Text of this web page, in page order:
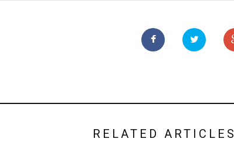
RELATED ARTICLES